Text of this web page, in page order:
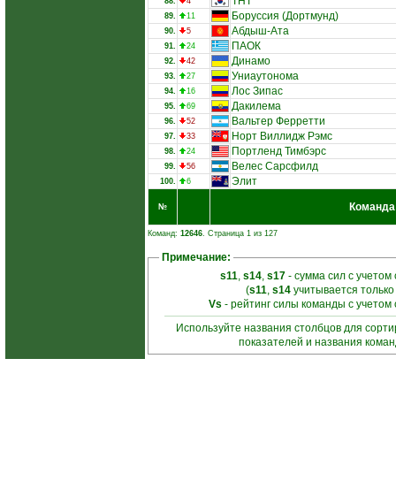
89. 11 Боруссия (Дортмунд)
90. 5 Абдыш-Ата
91. 24 ПАОК
92. 42 Динамо
93. 27 Униаутонома
94. 16 Лос Зипас
95. 69 Дакилема
96. 52 Вальтер Ферретти
97. 33 Норт Виллидж Рэмс
98. 24 Портленд Тимбэрс
99. 56 Велес Сарсфилд
100. 6 Элит
№ Команда
Команд: 12646. Страница 1 из 127
Примечание:
s11, s14, s17- сумма сил с учетом
(s11, s14 учитывается
Vs - рейтинг силы команды с
Используйте названия столбцов для
показателей и названия